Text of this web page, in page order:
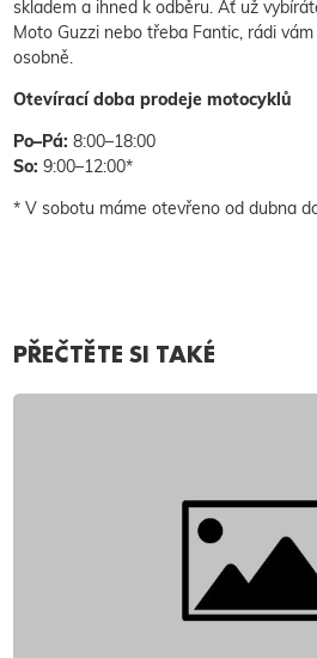
skladem a ihned k odběru. Ať už
Moto Guzzi nebo třeba Fantic, rádi
osobně.
Otevírací doba prodeje motocyklů
Po–Pá: 8:00–18:00
So: 9:00–12:00*
* V sobotu máme otevřeno od dubna
PŘEČTĚTE SI TAKÉ